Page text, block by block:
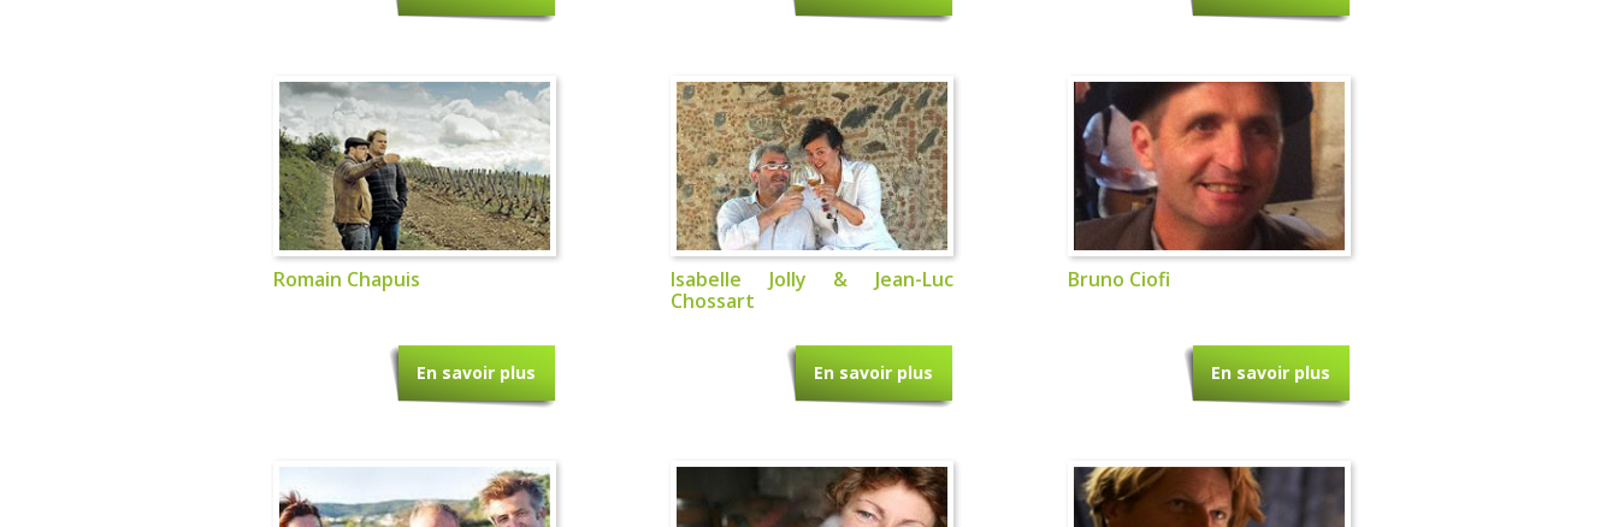
Romain Chapuis
En savoir plus
Isabelle Jolly & Jean-Luc
Chossart
En savoir plus
Bruno Ciofi
En savoir plus